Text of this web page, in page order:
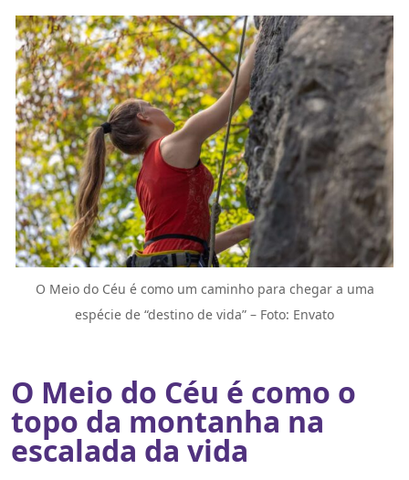
O Meio do Céu é como um caminho para chegar a uma
espécie de “destino de vida” – Foto: Envato
O Meio do Céu é como o
topo da montanha na
escalada da vida